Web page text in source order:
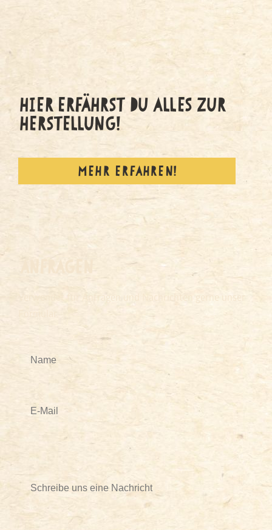
HIER ERFÄHRSTDU ALLES ZUR
HERSTELLUNG!
MEHR ERFAHREN!
ANFRAGEN
Verwendet für Anfragen und Nachrichten gerne unser